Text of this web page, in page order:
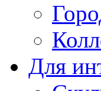
Для